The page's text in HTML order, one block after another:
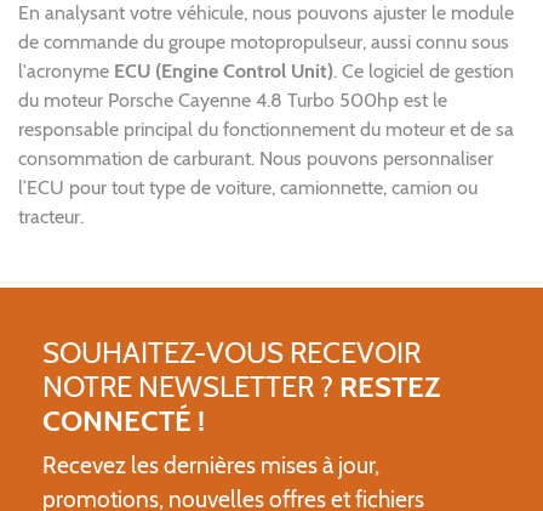
En analysant votre véhicule, nous pouvons ajuster le module
de commande du groupe motopropulseur, aussi connu sous
l'acronyme ECU (Engine Control Unit). Ce logiciel de gestion
du moteur Porsche Cayenne 4.8 Turbo 500hp est le
responsable principal du fonctionnement du moteur et de sa
consommation de carburant. Nous pouvons personnaliser
l’ECU pour tout type de voiture, camionnette, camion ou
tracteur.
SOUHAITEZ-VOUS RECEVOIR
NOTRE NEWSLETTER ? RESTEZ
CONNECTÉ !
Recevez les dernières mises à jour,
promotions, nouvelles offres et fichiers